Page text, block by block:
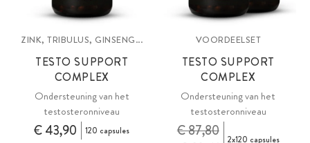
ZINK, TRIBULUS, GINSENG...
TESTO SUPPORT
COMPLEX
Ondersteuning van het
testosteronniveau
€ 43,90
120 capsules
VOORDEELSET
TESTO SUPPORT
COMPLEX
Ondersteuning van het
testosteronniveau
€ 87,80 2x120 capsules